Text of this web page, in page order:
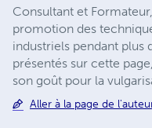
Consultant et
promotion des
industriels pendant plus
présentés sur cette
son goût pour la
Aller à la page de